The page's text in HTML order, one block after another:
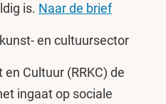
is. Naar de brief
en cultuursector
Cultuur (RRKC) de
ingaat op sociale